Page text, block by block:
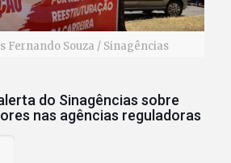
Fernando Souza / Sinagências
do Sinagências sobre
nas agências reguladoras